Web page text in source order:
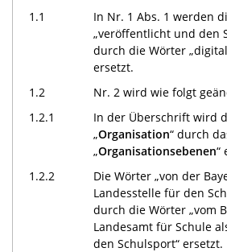
1.1
In Nr. 1 Abs. 1 werden
„veröffentlicht und den
durch die Wörter
ersetzt.
1.2
Nr. 2 wird wie folgt
1.2.1
In der Überschrift wird
„Organisation“ durch
„Organisationsebenen“
1.2.2
Die Wörter „von der
Landesstelle für den
durch die Wörter „vom
Landesamt für Schule
den Schulsport“ ersetzt.